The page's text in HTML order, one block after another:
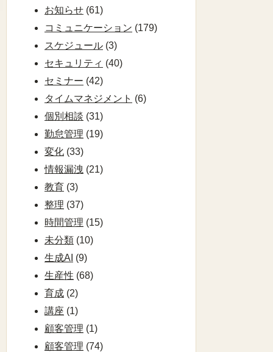
お知らせ (61)
コミュニケーション (179)
スケジュール (3)
セキュリティ (40)
セミナー (42)
タイムマネジメント (6)
個別相談 (31)
勤怠管理 (19)
変化 (33)
情報漏洩 (21)
教育 (3)
整理 (37)
時間管理 (15)
未分類 (10)
生成AI (9)
生産性 (68)
育成 (2)
講座 (1)
顧客管理 (1)
顧客管理 (74)